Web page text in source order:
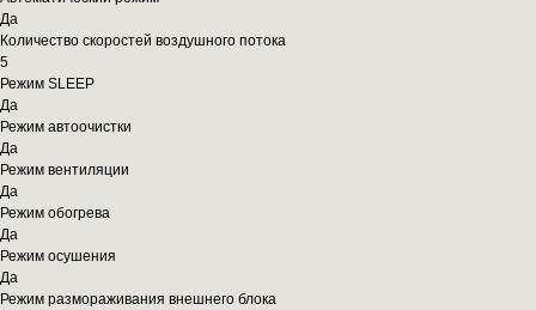
Да
Количество скоростей воздушного потока
5
Режим SLEEP
Да
Режим автоочистки
Да
Режим вентиляции
Да
Режим обогрева
Да
Режим осушения
Да
Режим размораживания внешнего блока